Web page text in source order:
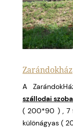
Zarándokház
A
szállodai szoba
( 200*90 ) , 7
különágyas (